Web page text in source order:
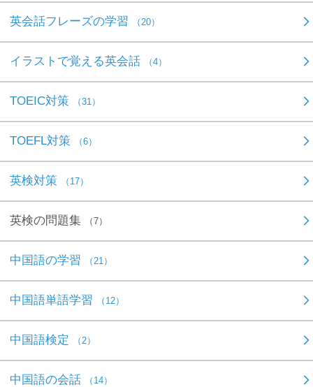
英会話フレーズの学習 （20）
イラストで覚える英会話 （4）
TOEIC対策 （31）
TOEFL対策 （6）
英検対策 （17）
英検の問題集 （7）
中国語の学習 （21）
中国語単語学習 （12）
中国語検定 （2）
中国語の会話 （14）